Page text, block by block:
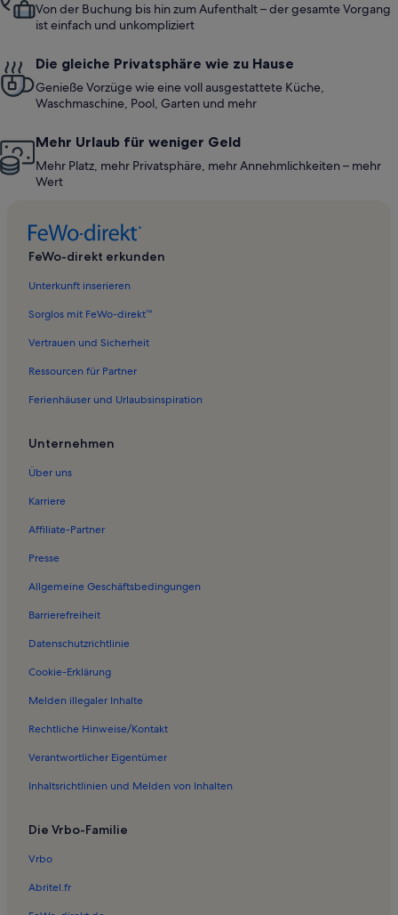
Von der Buchung bis hin zum Aufenthalt – der gesamte Vorgang
ist einfach und unkompliziert
Die gleiche Privatsphäre wie zu Hause
Genieße Vorzüge wie eine voll ausgestattete Küche,
Waschmaschine, Pool, Garten und mehr
Mehr Urlaub für weniger Geld
Mehr Platz, mehr Privatsphäre, mehr Annehmlichkeiten – mehr
Wert
FeWo-direkt erkunden
Unterkunft inserieren
Sorglos mit FeWo-direkt™
Vertrauen und Sicherheit
Ressourcen für Partner
Ferienhäuser und Urlaubsinspiration
Unternehmen
Über uns
Karriere
Affiliate-Partner
Presse
Allgemeine Geschäftsbedingungen
Barrierefreiheit
Datenschutzrichtlinie
Cookie-Erklärung
Melden illegaler Inhalte
Rechtliche Hinweise/Kontakt
Verantwortlicher Eigentümer
Inhaltsrichtlinien und Melden von Inhalten
Die Vrbo-Familie
Vrbo
Abritel.fr